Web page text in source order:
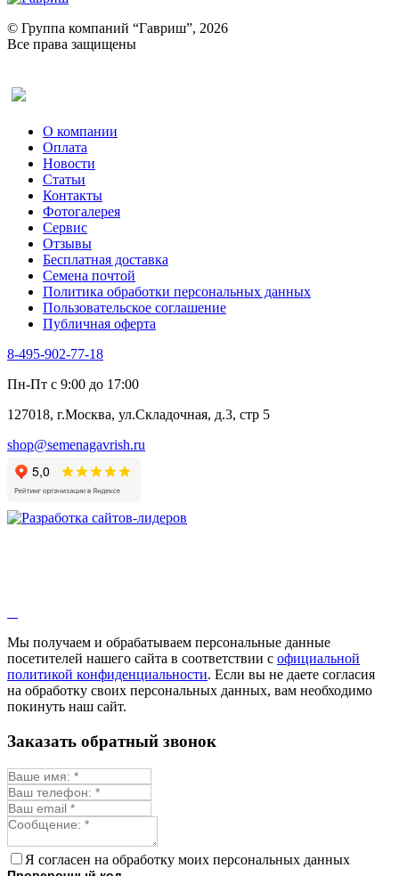
Ревень
Рукола
Рута
Тмин
Трава для чая
Туласи
Укроп
Фенхель пряный
Хризантема овощная
Цикорий пряный
Цикорий салатный (Витлуф)
Черемша
Шпинат
Щавель
Эндивий
Эстрагон
Алтей
Анис
Бессмертник
Валериана
Валерианелла
Гибискус лекарственный
Девясил
Душица
Змееголовник
Мыльнянка
Мята
Овсяный корень
Огуречная трава
Пустырник
Репешок
Синюха
Смесь лекарственных
Стевия
Тимьян ползучий (чабрец)
© Группа компаний “Гавриш”, 2026
Все права защищены
О компании
Оплата
Новости
Статьи
Контакты
Фотогалерея​
Сервис
Отзывы
Бесплатная доставка
Семена почтой
Политика обработки персональных данных
Пользовательское соглашение
Публичная оферта
8-495-902-77-18
Пн-Пт с 9:00 до 17:00
127018, г.Москва, ул.Складочная, д.3, стр 5
shop@semenagavrish.ru
Мы получаем и обрабатываем персональные данные
посетителей нашего сайта в соответствии с официальной
политикой конфиденциальности. Если вы не даете согласия
на обработку своих персональных данных, вам необходимо
покинуть наш сайт.
Заказать обратный звонок
Я согласен на обработку моих персональных данных